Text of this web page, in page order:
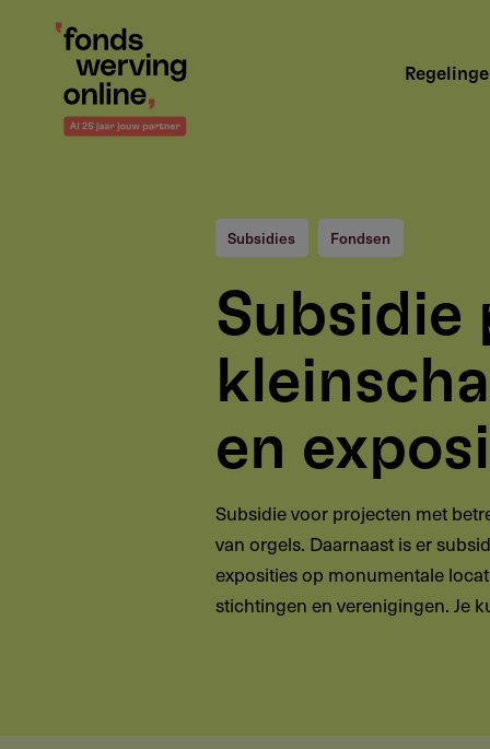
Overslaan
Hoofdnavigatie
Subsidies Fondsen
Subsidie
en
Subsidie voor projecten met
van orgels. Daarnaast is er
exposities op monumentale
stichtingen en verenigingen. Je